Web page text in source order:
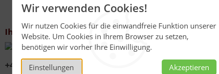
Wir verwenden Cookies!
Wir nutzen Cookies für die einwandfreie Funktion unserer
Website. Um Cookies in Ihrem Browser zu setzen,
benötigen wir vorher Ihre Einwilligung.
Einstellungen Akzeptieren
Ihr Kontakt zu uns
+49 (0)6267 1021